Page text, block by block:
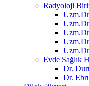
Radyoloji
Evde Sağlık
Dr.
Dr.